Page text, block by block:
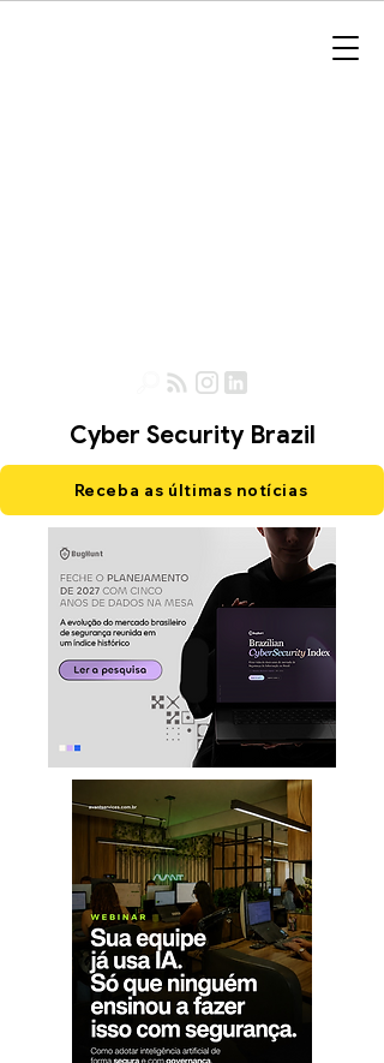
Cyber Security Brazil
Receba as últimas notícias